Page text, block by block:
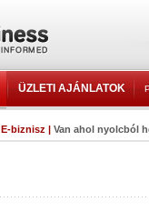
ÜZLETI AJÁNLATOK
E-biznisz | Van ahol nyolcból